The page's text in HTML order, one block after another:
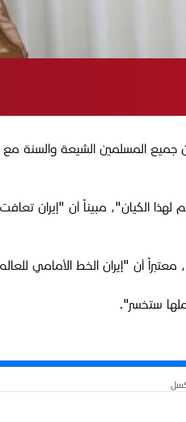
الکیان"، مبيناً أن "إيران
معتبراً أن "إيران الخط الأمامي
ستخسر".